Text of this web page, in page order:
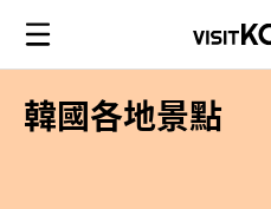
韓國各地景點